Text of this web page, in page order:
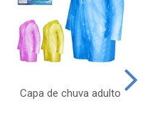
Capa de chuva adulto